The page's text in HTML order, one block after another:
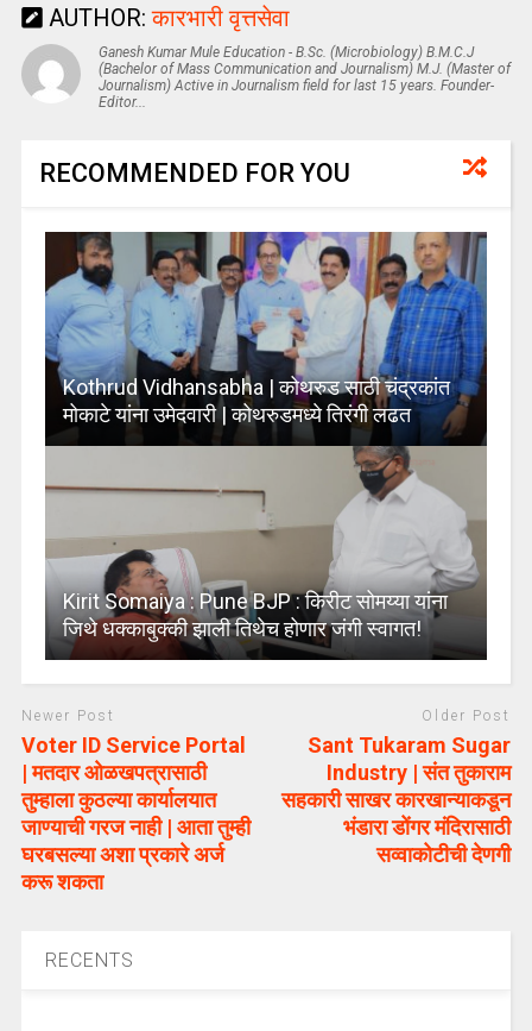
AUTHOR:कारभारी वृत्तसेवा
Ganesh Kumar Mule Education - B.Sc. (Microbiology) B.M.C.J
(Bachelor of Mass Communication and Journalism) M.J. (Master of
Journalism) Active in Journalism field for last 15 years. Founder-
Editor...
RECOMMENDED FOR YOU
Kothrud Vidhansabha | कोथरुड साठी चंद्रकांत
मोकाटे यांना उमेदवारी | कोथरुडमध्ये तिरंगी लढत
Kirit Somaiya : Pune BJP : किरीट सोमय्या यांना
जिथे धक्काबुक्की झाली तिथेच होणार जंगी स्वागत!
Newer Post
Voter ID Service Portal
| मतदार ओळखपत्रासाठी
तुम्हाला कुठल्या कार्यालयात
जाण्याची गरज नाही | आता तुम्ही
घरबसल्या अशा प्रकारे अर्ज
करू शकता
Older Post
Sant Tukaram Sugar
Industry | संत तुकाराम
सहकारी साखर कारखान्याकडून
भंडारा डोंगर मंदिरासाठी
सव्वाकोटीची देणगी
RECENTS